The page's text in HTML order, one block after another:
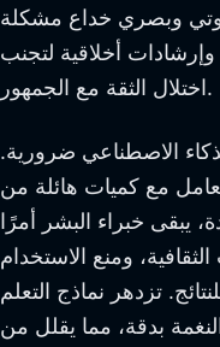
وبصري خداع مشكلة
أخلاقية لتجنب
اختلال الثقة مع الجمهور.
الاصطناعي ضرورية.
مع كميات هائلة من
يبقى خبراء البشر أمرًا
ومنع الاستخدام
تزدهر نماذج التعلم
بدقة، مما يقلل من